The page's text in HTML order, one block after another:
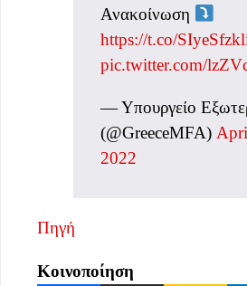
Ανακοίνωση
https://t.co/
pic.twitter.com/
— Υπουργείο
(@GreeceMFA)
2022
Πηγή
Κοινοποίηση